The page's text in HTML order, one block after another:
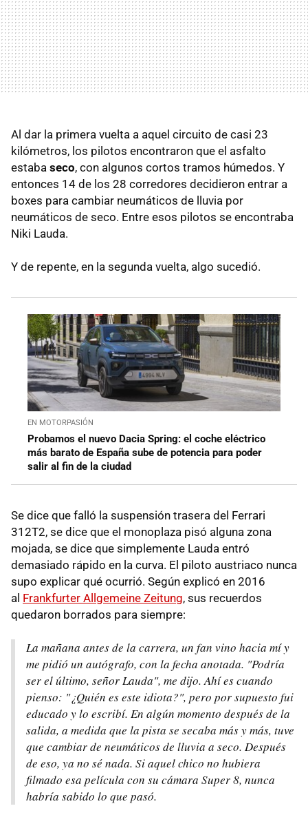
Al dar la primera vuelta a aquel circuito de casi 23
kilómetros, los pilotos encontraron que el asfalto
estaba seco, con algunos cortos tramos húmedos. Y
entonces 14 de los 28 corredores decidieron entrar a
boxes para cambiar neumáticos de lluvia por
neumáticos de seco. Entre esos pilotos se encontraba
Niki Lauda.
Y de repente, en la segunda vuelta, algo sucedió.
EN MOTORPASIÓN
Probamos el nuevo Dacia Spring: el coche eléctrico
más barato de España sube de potencia para poder
salir al fin de la ciudad
Se dice que falló la suspensión trasera del Ferrari
312T2, se dice que el monoplaza pisó alguna zona
mojada, se dice que simplemente Lauda entró
demasiado rápido en la curva. El piloto austriaco nunca
supo explicar qué ocurrió. Según explicó en 2016
al Frankfurter Allgemeine Zeitung, sus recuerdos
quedaron borrados para siempre:
La mañana antes de la carrera, un fan vino hacia mí y
me pidió un autógrafo, con la fecha anotada. "Podría
ser el último, señor Lauda", me dijo. Ahí es cuando
pienso: "¿Quién es este idiota?", pero por supuesto fui
educado y lo escribí. En algún momento después de la
salida, a medida que la pista se secaba más y más, tuve
que cambiar de neumáticos de lluvia a seco. Después
de eso, ya no sé nada. Si aquel chico no hubiera
filmado esa película con su cámara Super 8, nunca
habría sabido lo que pasó.